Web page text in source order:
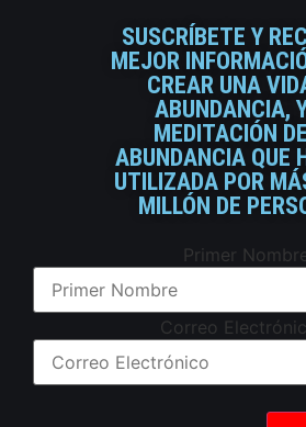
SUSCRÍBETE Y
MEJOR
CREAR UNA
ABUNDANCIA,
MEDITACIÓN
ABUNDANCIA QUE
UTILIZADA POR
MILLÓN DE
Primer
Correo